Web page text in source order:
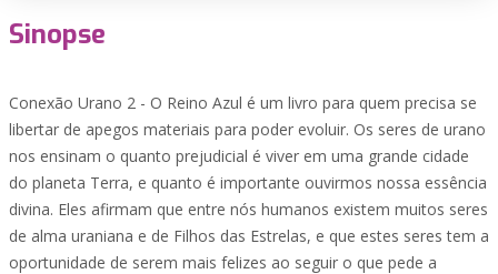
Sinopse
Conexão Urano 2 - O Reino Azul é um livro para quem precisa se
libertar de apegos materiais para poder evoluir. Os seres de urano
nos ensinam o quanto prejudicial é viver em uma grande cidade
do planeta Terra, e quanto é importante ouvirmos nossa essência
divina. Eles afirmam que entre nós humanos existem muitos seres
de alma uraniana e de Filhos das Estrelas, e que estes seres tem a
oportunidade de serem mais felizes ao seguir o que pede a